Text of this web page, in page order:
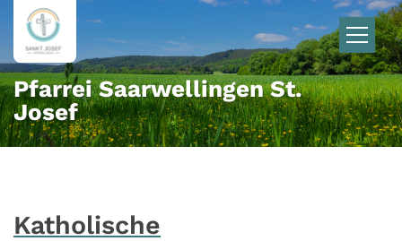
Zum Inhalt springen
Pfarrei Saarwellingen St.
Josef
Katholische